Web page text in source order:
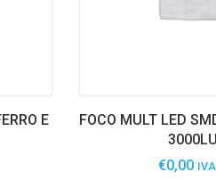
E
FOCO MULT LED
€0,00